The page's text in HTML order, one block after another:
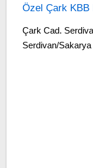
Özel Çark KBB
Çark Cad.
Serdivan/